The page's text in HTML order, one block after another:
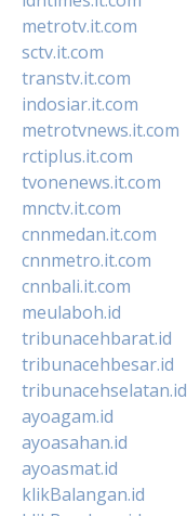
metrotv.it.com
sctv.it.com
transtv.it.com
indosiar.it.com
metrotvnews.it.com
rctiplus.it.com
tvonenews.it.com
mnctv.it.com
cnnmedan.it.com
cnnmetro.it.com
cnnbali.it.com
meulaboh.id
tribunacehbarat.id
tribunacehbesar.id
tribunacehselatan.id
ayoagam.id
ayoasahan.id
ayoasmat.id
klikBalangan.id